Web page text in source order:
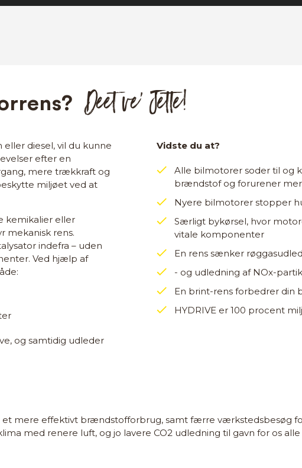
Deet ve’ Jette!
diesel, vil du kunne
efter en
mere trækkraft og
miljøet ved at
kemikalier eller
mekanisk rens.
indefra – uden
Ved hjælp af
og samtidig udleder
Vidste du at?
Alle bilmotorer soder til og
brændstof og forurener
Nyere bilmotorer stopper
Særligt bykørsel, hvor
vitale komponenter
En rens sænker
- og udledning af NOx-
En brint-rens forbedrer din
HYDRIVE er 100 procent
mere effektivt brændstofforbrug, samt færre værkstedsbesøg
med renere luft, og jo lavere CO2 udledning til gavn for os